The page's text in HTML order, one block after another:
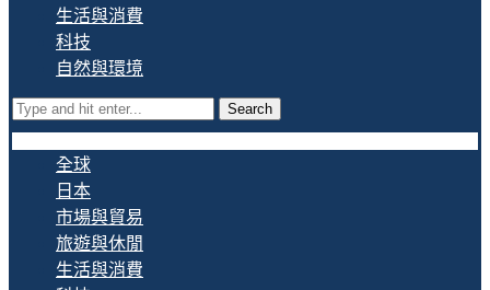
生活與消費
科技
自然與環境
Search
全球
日本
市場與貿易
旅遊與休閒
生活與消費